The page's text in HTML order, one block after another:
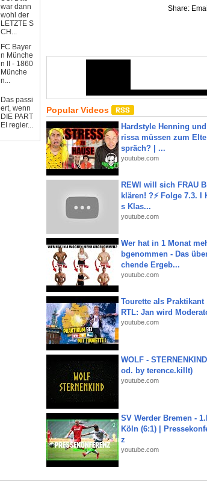
war dann
wohl der
LETZTE S
CH...
FC Bayer
n Münche
n II - 1860
Münche
n...
Das passi
ert, wenn
DIE PART
EI regier...
Share: Email
Popular Videos
Hardstyle Henning
rissa müssen zum
spräch? | ...
youtube.com
REWI will sich FRAU
klären! ?⚡️ Folge 7.3. I
s Klas...
youtube.com
Wer hat in 1 Monat
bgenommen - Das
chende Ergeb...
youtube.com
Tourette als Praktikant
RTL: Jan wird
youtube.com
WOLF -
od. by terence.killt)
youtube.com
SV Werder Bremen -
Köln (6:1) |
z
youtube.com